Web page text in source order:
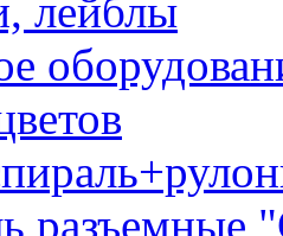
лейблы
разъемные